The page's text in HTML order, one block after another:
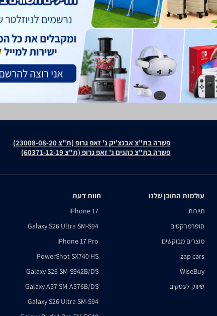
by reCAPTCHA and the GooglePrivacy Policy and Terms of Service
פשרה בת"צ אבנצ'יק נ' זאפ גרופ (ת"צ 23008-08-20)
פשרה בת"צ כהנים נ' זאפ גרופ (ת"צ 60371-12-19)
עולמות התוכן שלנו
תיירות
סופרמרקטים
מוצרים מבוקשים
zap cars
WiseBuy
שיווק לעסקים
חוות דעת
iPhone 17
Galaxy S26 Ultra SM-S94
iPhone 17 Pro
PowerShot SX740 HS
Galaxy S26 SM-S942B/DS
Galaxy A57 SM-A576B/DS
Galaxy S26 Ultra SM-S94